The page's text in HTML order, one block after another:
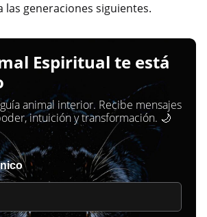
las generaciones siguientes.
Espiritual te está
animal interior. Recibe mensajes
intuición y transformación. 🌙